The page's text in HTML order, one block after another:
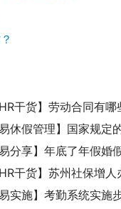
HR干货】苏州社保增
易实施】考勤系统实施